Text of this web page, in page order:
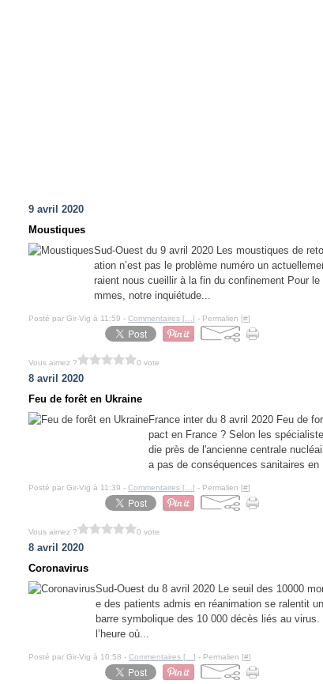
9 avril 2020
Moustiques
Sud-Ouest du 9 avril 2020 Les moustiques de
ation n’est pas le problème numéro un
raient nous cueillir à la fin du confinement Pour
mmes, notre inquiétude...
Posté par Gir-Vig à 11:59 -Commentaires [ …] - Permalien [#]
Vous aimez ? 0 vote
8 avril 2020
Feu de forêt en Ukraine
France inter du 8 avril 2020 Feu de
pact en France ? Selon les
die près de l'ancienne centrale
a pas de conséquences sanitaires en
Posté par Gir-Vig à 11:39 -Commentaires [ …] - Permalien [#]
Vous aimez ? 0 vote
8 avril 2020
Coronavirus
Sud-Ouest du 8 avril 2020 Le seuil des 10000
e des patients admis en réanimation se ralentit
barre symbolique des 10 000 décès liés au virus.
l’heure où...
Posté par Gir-Vig à 10:58 -Commentaires [ …] - Permalien [#]